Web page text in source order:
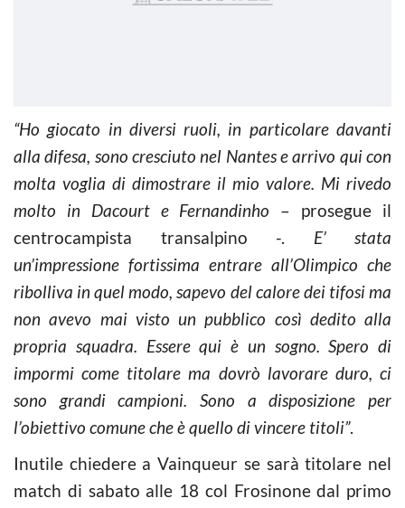
“Ho giocato in diversi ruoli, in particolare davanti
alla difesa, sono cresciuto nel Nantes e arrivo qui con
molta voglia di dimostrare il mio valore. Mi rivedo
molto in Dacourt e Fernandinho – prosegue il
centrocampista transalpino -. E’ stata
un’impressione fortissima entrare all’Olimpico che
ribolliva in quel modo, sapevo del calore dei tifosi ma
non avevo mai visto un pubblico così dedito alla
propria squadra. Essere qui è un sogno. Spero di
impormi come titolare ma dovrò lavorare duro, ci
sono grandi campioni. Sono a disposizione per
l’obiettivo comune che è quello di vincere titoli”.
Inutile chiedere a Vainqueur se sarà titolare nel
match di sabato alle 18 col Frosinone dal primo